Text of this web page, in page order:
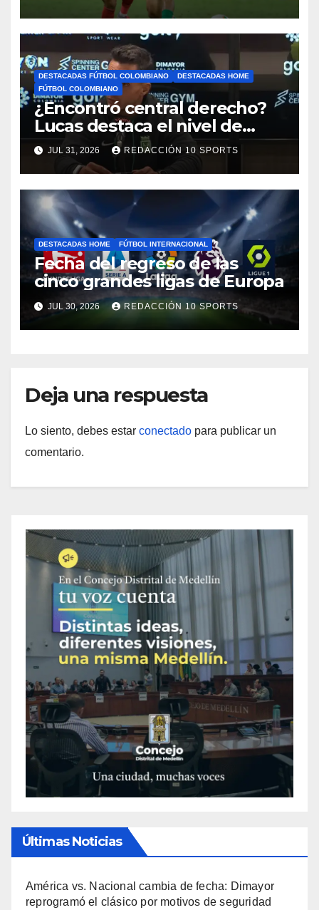
motivos de seguridad
DESTACADAS FÚTBOL COLOMBIANO
DESTACADAS HOME
FÚTBOL COLOMBIANO
¿Encontró central derecho?
Lucas destaca el nivel de
Néider Parra
JUL 31, 2026 REDACCIÓN 10 SPORTS
DESTACADAS HOME FÚTBOL INTERNACIONAL
Fecha del regreso de las
cinco grandes ligas de Europa
JUL 30, 2026 REDACCIÓN 10 SPORTS
Deja una respuesta
Lo siento, debes estar conectado para publicar un
comentario.
Últimas Noticias
América vs. Nacional cambia de fecha: Dimayor
reprogramó el clásico por motivos de seguridad